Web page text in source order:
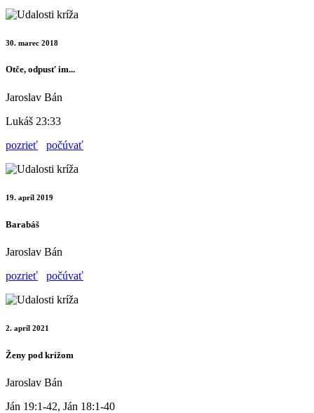
30. marec 2018
Otče, odpusť im...
Jaroslav Bán
Lukáš 23:33
pozrieť
počúvať
19. apríl 2019
Barabáš
Jaroslav Bán
pozrieť
počúvať
2. apríl 2021
Ženy pod krížom
Jaroslav Bán
Ján 19:1-42, Ján 18:1-40